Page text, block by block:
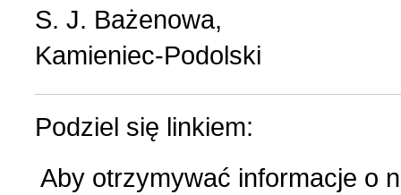
S. J. Bażenowa,
Kamieniec-Podolski
Podziel się linkiem:
Aby otrzymywać informacje o